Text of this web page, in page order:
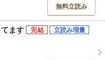
無料立読み
ます